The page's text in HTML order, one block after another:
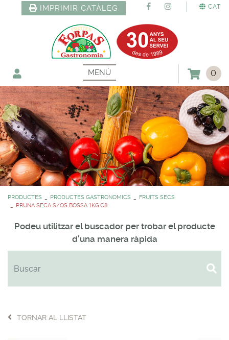
CAT
IMPRIMIR CATÀLEG
MENÚ 0
PRODUCTES PRODUCTES GASTRONOMICS
FRUITS SECS
PRUNA SECA S/OS BOSSA 1KG.C8
Podeu utilitzar el buscador per trobar el producte
d'una manera ràpida
TORNAR AL LLISTAT